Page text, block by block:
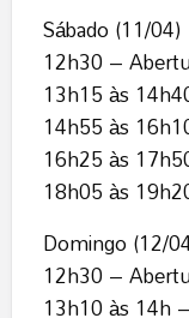
Sábado (11/04)
12h30 –
13h15 às
14h55 às
16h25 às
18h05 às
Domingo (12/
12h30 –
13h10 às 14h